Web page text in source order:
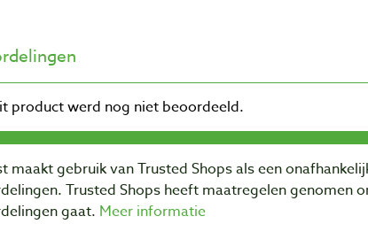
maakt gebruik van Trusted Shops als een
Trusted Shops heeft maatregelen genomen
gaat. Meer informatie